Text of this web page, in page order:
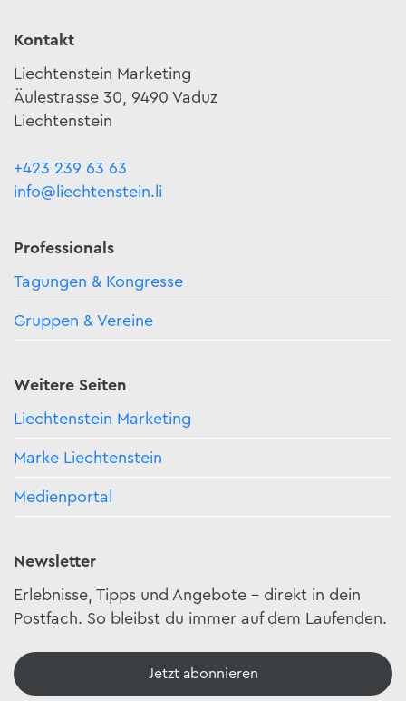
Kontakt
Liechtenstein Marketing
Äulestrasse 30, 9490 Vaduz
Liechtenstein
+423 239 63 63
info@liechtenstein.li
Professionals
Tagungen & Kongresse
Gruppen & Vereine
Weitere Seiten
Liechtenstein Marketing
Marke Liechtenstein
Medienportal
Newsletter
Erlebnisse, Tipps und Angebote – direkt in dein
Postfach. So bleibst du immer auf dem Laufenden.
Jetzt abonnieren